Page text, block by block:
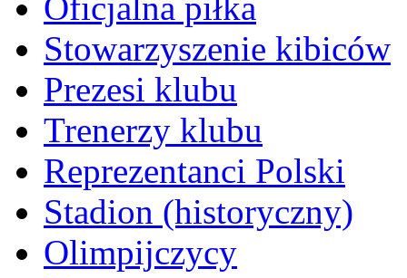
Stowarzyszenie kibiców
Prezesi klubu
Trenerzy klubu
Reprezentanci Polski
Stadion (historyczny)
Olimpijczycy